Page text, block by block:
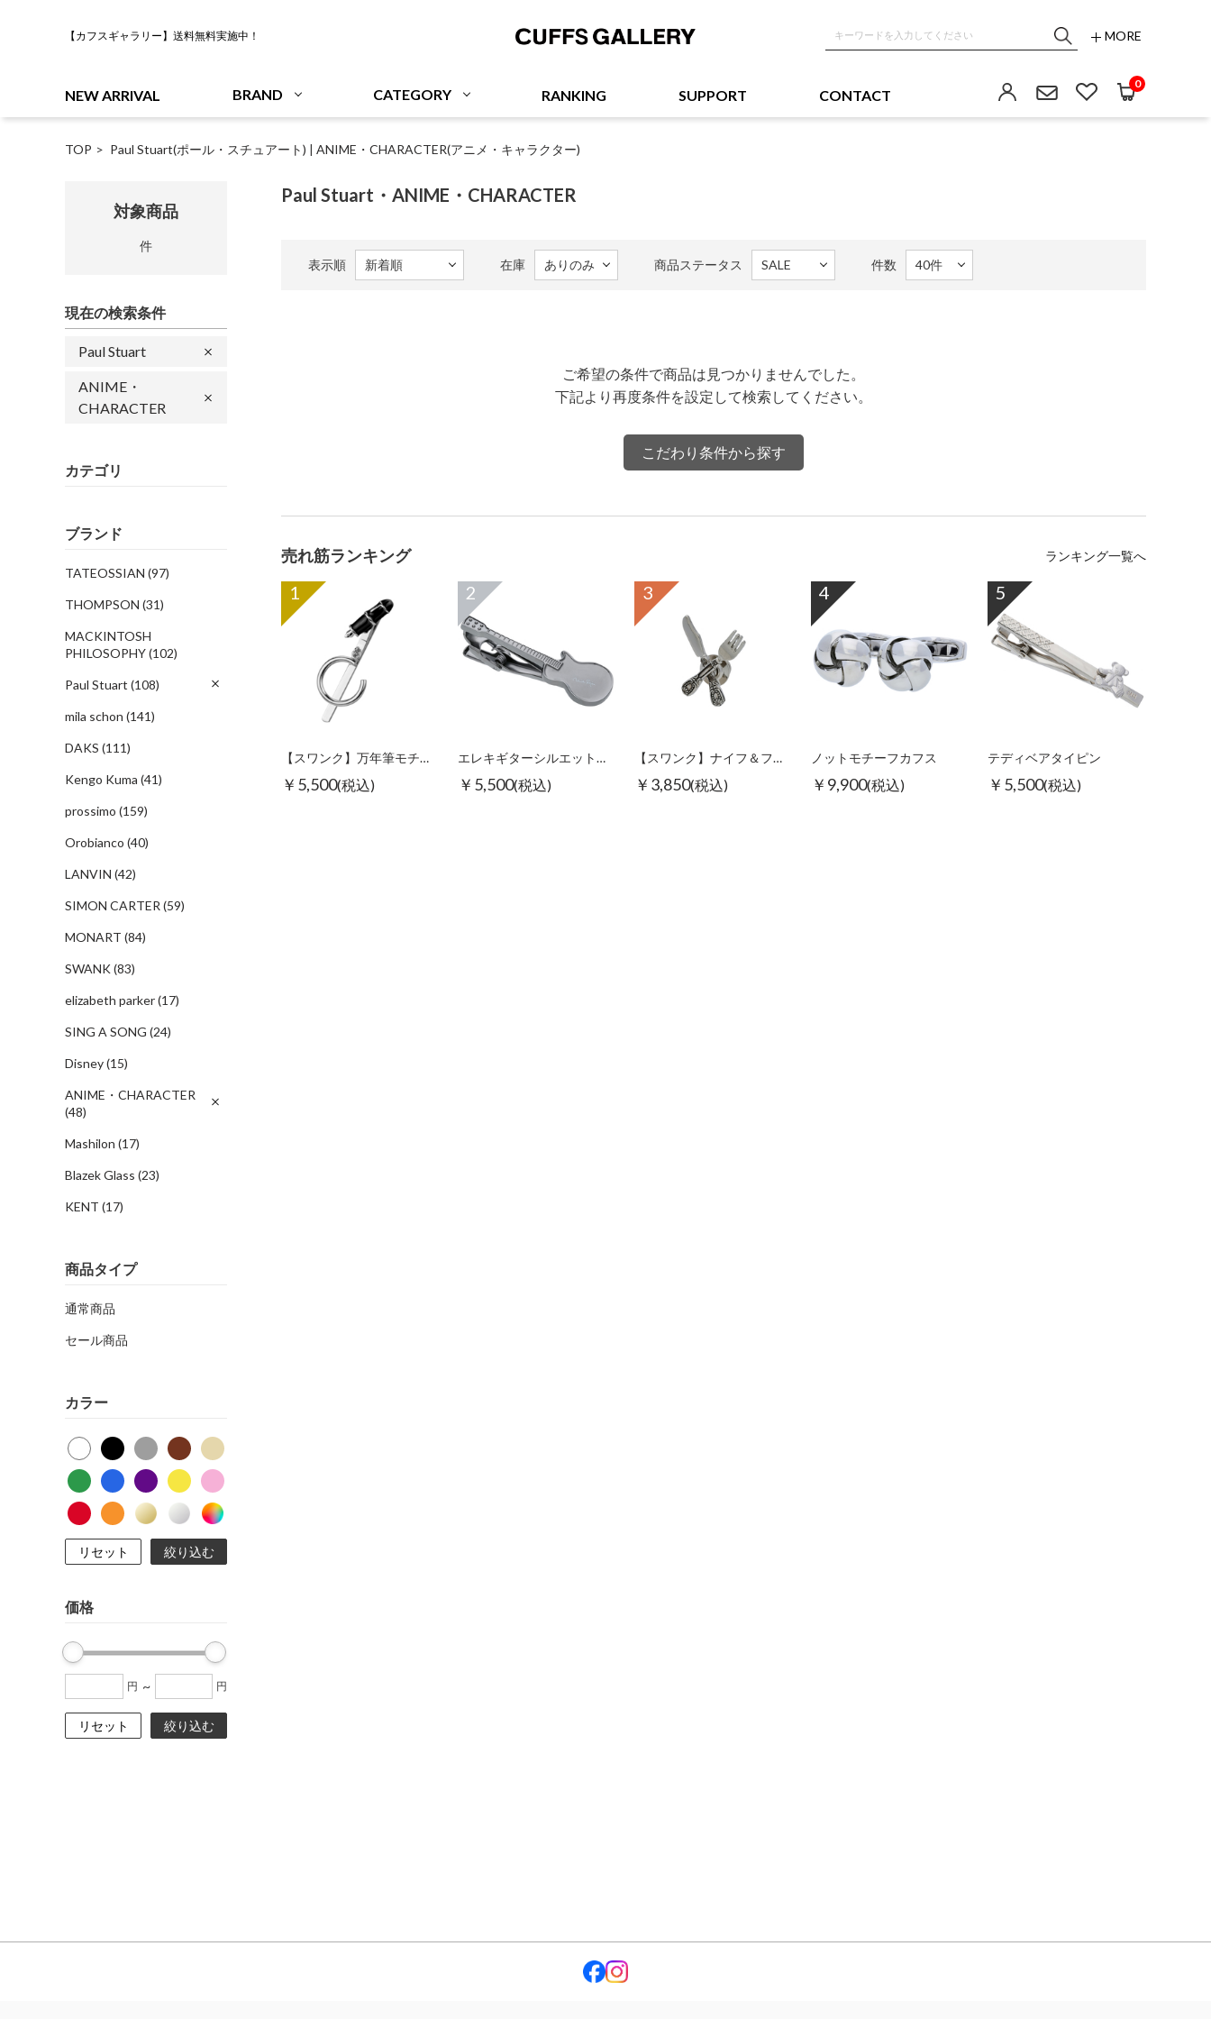
【カフスギャラリー】送料無料実施中！ MORE
NEW ARRIVAL BRAND CATEGORY RANKING SUPPORT CONTACT
0
TOP Paul Stuart(ポール・スチュアート) | ANIME・CHARACTER(アニメ・キャラクター)
対象商品
件
現在の検索条件
Paul Stuart
ANIME・
CHARACTER
カテゴリ
ブランド
TATEOSSIAN (97)
THOMPSON (31)
MACKINTOSH
PHILOSOPHY(102)
Paul Stuart (108)
mila schon (141)
DAKS (111)
Kengo Kuma (41)
prossimo (159)
Orobianco (40)
LANVIN (42)
SIMON CARTER (59)
MONART (84)
SWANK(83)
elizabeth parker(17)
SING A SONG (24)
Disney(15)
ANIME・CHARACTER
(48)
Mashilon (17)
Blazek Glass (23)
KENT (17)
商品タイプ
通常商品
セール商品
カラー
リセット 絞り込む
価格
円 ~ 円
リセット 絞り込む
Paul Stuart・ANIME・CHARACTER
表示順 在庫 商品ステータス 件数
ご希望の条件で商品は見つかりませんでした。
下記より再度条件を設定して検索してください。
こだわり条件から探す
売れ筋ランキング ランキング一覧へ
1
【スワンク】万年筆モチーフグラスホルダー
￥5,500(税込)
2
エレキギターシルエットタイピン ブラック
￥5,500(税込)
3
【スワンク】ナイフ＆フォークピンズ
￥3,850(税込)
4
ノットモチーフカフス
￥9,900(税込)
5
テディベアタイピン
￥5,500(税込)